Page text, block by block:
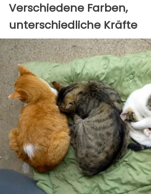
Verschiedene Farben,
unterschiedliche Kräfte